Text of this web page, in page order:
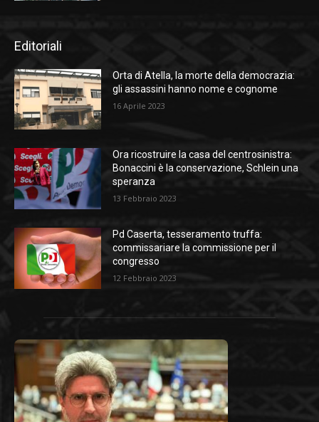
Editoriali
Orta di Atella, la morte della democrazia:
gli assassini hanno nome e cognome
16 Aprile 2023
Ora ricostruire la casa del centrosinistra:
Bonaccini è la conservazione, Schlein una
speranza
13 Febbraio 2023
Pd Caserta, tesseramento truffa:
commissariare la commissione per il
congresso
12 Febbraio 2023